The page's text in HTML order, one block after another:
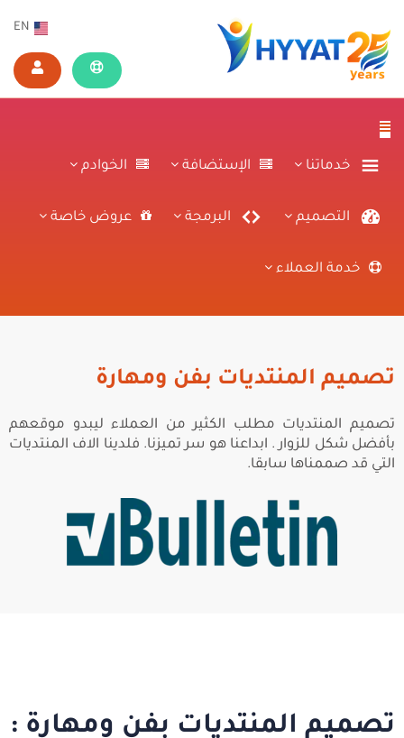
EN
خدماتنا الإستضافة الخوادم
التصميم البرمجة عروض خاصة
خدمة العملاء
تصميم المنتديات بفن ومهارة
تصميم المنتديات مطلب الكثير من العملاء ليبدو موقعهم
بأفضل شكل للزوار . ابداعنا هو سر تميزنا. فلدينا الاف المنتديات
التي قد صممناها سابقا.
تصميم المنتديات بفن ومهارة :